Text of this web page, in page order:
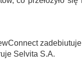
Selvita S.A.